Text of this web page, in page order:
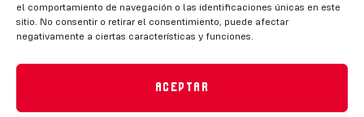
el comportamiento de navegación o las identificaciones únicas en este
sitio. No consentir o retirar el consentimiento, puede afectar
negativamente a ciertas características y funciones.
Aceptar